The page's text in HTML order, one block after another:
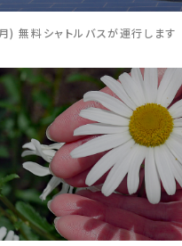
無料シャトルバスが運行します